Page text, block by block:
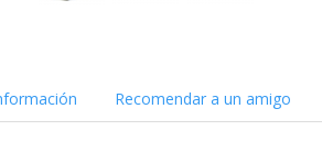
Recomendar a un amigo